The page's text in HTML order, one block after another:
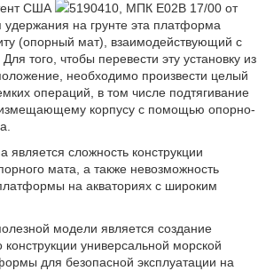
США
5190410, МПК E02B 17/00 от
удержания на грунте эта платформа
(опорный мат), взаимодействующий с
того, чтобы перевести эту установку из
необходимо произвести целый
операций, в том числе подтягивание
корпусу с помощью опорно-
является сложность конструкции
мата, а также невозможность
на акваториях с широким
модели является создание
конструкции универсальной морской
для безопасной эксплуатации на